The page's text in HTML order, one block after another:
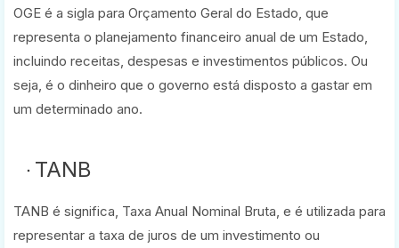
OGE é a sigla para Orçamento Geral do Estado, que
representa o planejamento financeiro anual de um Estado,
incluindo receitas, despesas e investimentos públicos. Ou
seja, é o dinheiro que o governo está disposto a gastar em
um determinado ano.
TANB
TANB é significa, Taxa Anual Nominal Bruta, e é utilizada para
representar a taxa de juros de um investimento ou